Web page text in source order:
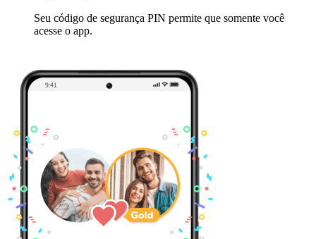
Seu código de segurança PIN permite que somente você
acesse o app.